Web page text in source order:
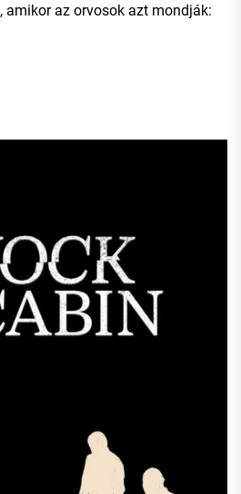
amikor az orvosok azt mondják: